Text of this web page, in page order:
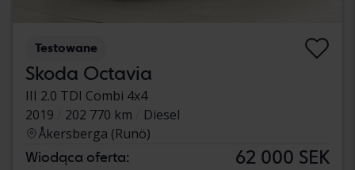
Testowane
Skoda Octavia
III 2.0 TDI Combi 4x4
2019
202 770 km
Diesel
Åkersberga (Runö)
Wiodąca oferta: 62 000 SEK